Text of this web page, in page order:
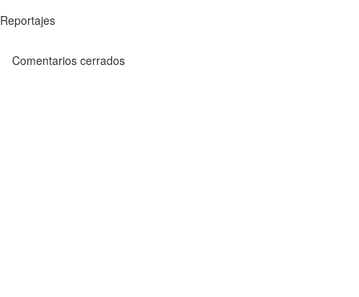
Reportajes
Comentarios cerrados